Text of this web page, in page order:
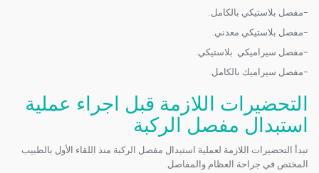
-مفصل بلاستيكي بالكامل.
-مفصل بلاستيكي معدني.
-مفصل سيراميكي بلاستيكي.
-مفصل سيراميك بالكامل.
التحضيرات اللازمة قبل اجراء عملية
استبدال مفصل الركبة
تبدأ التحضيرات اللازمة لعملية استبدال مفصل الركبة منذ اللقاء الأول بالطبيب
المختص في جراحة العظام والمفاصل.